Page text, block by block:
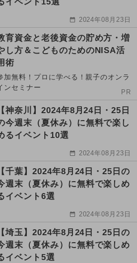
イベント15選
2024年08月23日
育資金と老後資金の貯め方・増
し方＆こどものためのNISA活
術
加無料！プロに学べる！親子のオンラ
ンセミナー
PR
【神奈川】2024年8月24日・25日
今週末（夏休み）に無料で楽し
るイベント10選
2024年08月23日
【千葉】2024年8月24日・25日の
週末（夏休み）に無料で楽しめ
イベント6選
2024年08月23日
【埼玉】2024年8月24日・25日の
週末（夏休み）に無料で楽しめ
イベント5選